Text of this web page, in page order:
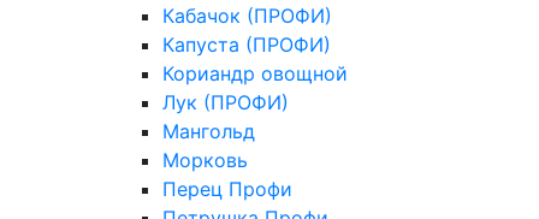
Кабачок (ПРОФИ)
Капуста (ПРОФИ)
Кориандр овощной
Лук (ПРОФИ)
Мангольд
Морковь
Перец Профи